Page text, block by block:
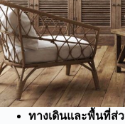
ทางเดินและพื้นที่ส่ว